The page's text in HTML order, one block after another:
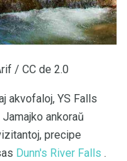
/ CC de 2.0
akvofaloj, YS Falls
ankoraŭ
precipe
Dunn's River Falls .